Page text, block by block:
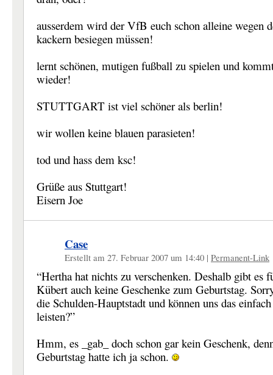
ausserdem wird der VfB euch schon alleine wegen
kackern besiegen müssen!
lernt schönen, mutigen fußball zu spielen und
wieder!
STUTTGART ist viel schöner als berlin!
wir wollen keine blauen parasieten!
tod und hass dem ksc!
Grüße aus Stuttgart!
Eisern Joe
Case
Erstellt am 27. Februar 2007 um 14:40 | Permanent-Link
“Hertha hat nichts zu verschenken. Deshalb gibt es
Kübert auch keine Geschenke zum Geburtstag.
die Schulden-Hauptstadt und können uns das
leisten?”
Hmm, es _gab_ doch schon gar kein Geschenk,
Geburtstag hatte ich ja schon.